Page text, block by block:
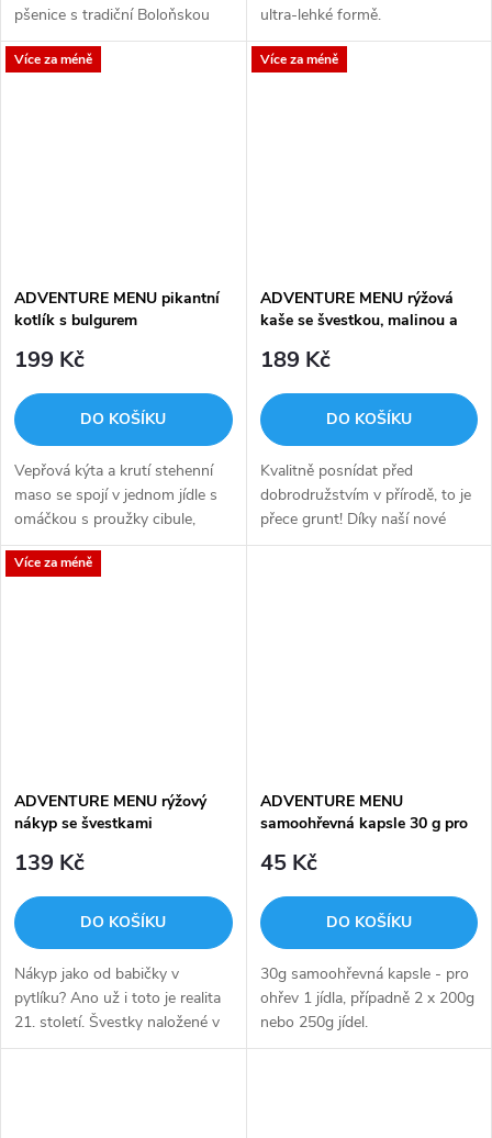
pšenice s tradiční Boloňskou
omáčkou s mletým hovězím a
vepřovým masem, rajčaty, mrkví
ultra-lehké formě.
Více za méně
ADVENTURE MENU pikantní
kotlík s bulgurem
199 Kč
DO KOŠÍKU
Vepřová kýta a krutí stehenní
maso se spojí v jednom jídle s
omáčkou s proužky cibule,
masitou klobásou, špekem a
žampiony.
Více za méně
ADVENTURE MENU rýžová
kaše se švestkou, malinou a
189 Kč
DO KOŠÍKU
Kvalitně posnídat před
dobrodružstvím v přírodě, to je
přece grunt! Díky naší nové
řadě rýžových kaší si teď můžeš
Více za méně
ADVENTURE MENU rýžový
nákyp se švestkami
139 Kč
DO KOŠÍKU
Nákyp jako od babičky v
pytlíku? Ano už i toto je realita
21. století. Švestky naložené v
kompotu spolu s dlouhozrnou
ADVENTURE MENU
samoohřevná kapsle 30 g pro
45 Kč
DO KOŠÍKU
30g samoohřevná kapsle - pro
ohřev 1 jídla, případně 2 x 200g
nebo 250g jídel.